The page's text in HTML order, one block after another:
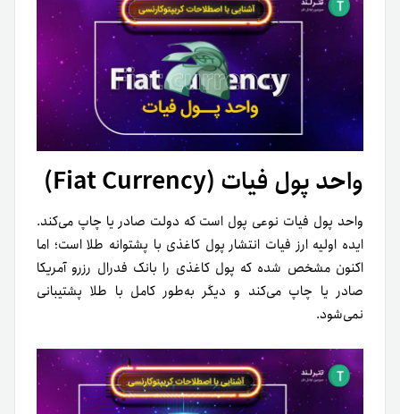
واحد پول فیات (Fiat Currency)
واحد پول فیات نوعی پول است که دولت صادر یا چاپ می‌کند.
ایده اولیه ارز فیات انتشار پول کاغذی با پشتوانه طلا است؛ اما
اکنون مشخص شده که پول کاغذی را بانک فدرال رزرو آمریکا
صادر یا چاپ می‌کند و دیگر به‌طور کامل با طلا پشتیبانی
نمی‌شود.